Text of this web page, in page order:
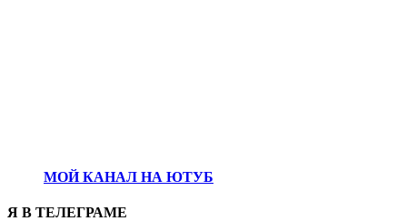
МОЙ КАНАЛ НА ЮТУБ
Я В ТЕЛЕГРАМЕ